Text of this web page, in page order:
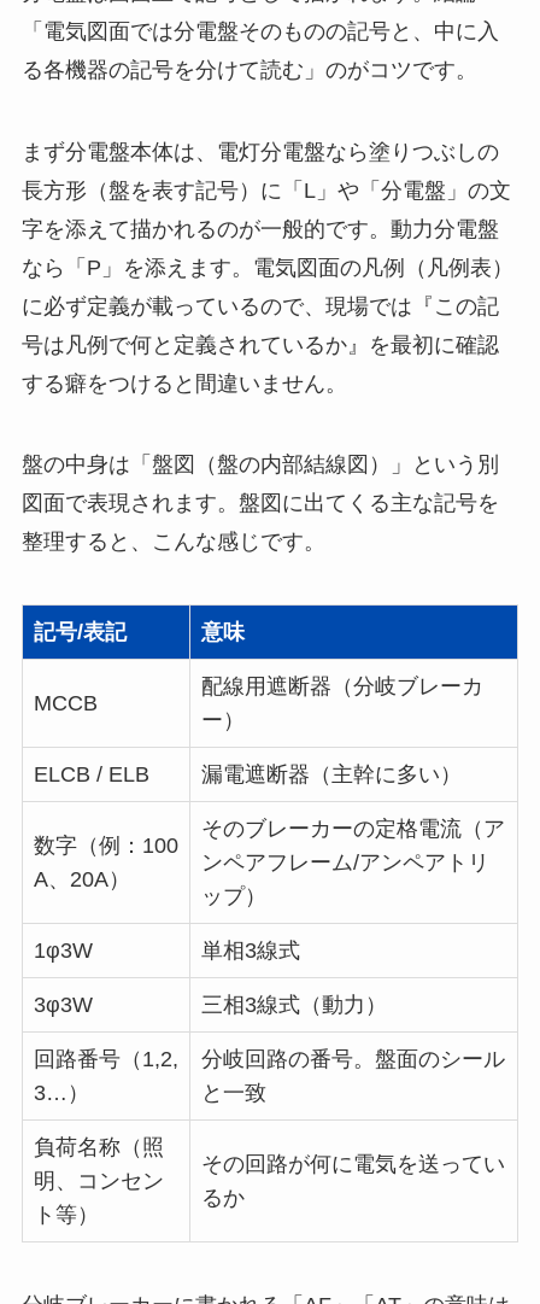
「電気図面では分電盤そのものの記号と、中に入
る各機器の記号を分けて読む」のがコツです。
まず分電盤本体は、電灯分電盤なら塗りつぶしの
長方形（盤を表す記号）に「L」や「分電盤」の文
字を添えて描かれるのが一般的です。動力分電盤
なら「P」を添えます。電気図面の凡例（凡例表）
に必ず定義が載っているので、現場では『この記
号は凡例で何と定義されているか』を最初に確認
する癖をつけると間違いません。
盤の中身は「盤図（盤の内部結線図）」という別
図面で表現されます。盤図に出てくる主な記号を
整理すると、こんな感じです。
記号/表記 意味
MCCB
配線用遮断器（分岐ブレーカ
ー）
ELCB / ELB 漏電遮断器（主幹に多い）
数字（例：100
A、20A）
そのブレーカーの定格電流（ア
ンペアフレーム/アンペアトリ
ップ）
1φ3W 単相3線式
3φ3W 三相3線式（動力）
回路番号（1,2,
3…）
分岐回路の番号。盤面のシール
と一致
負荷名称（照
明、コンセン
ト等）
その回路が何に電気を送ってい
るか